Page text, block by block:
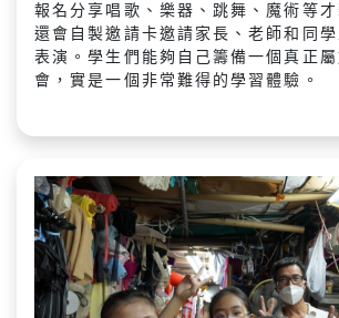
報名分享唱歌、樂器、跳舞、魔術等
還會自製邀請卡邀請家長、老師和同
表演。學生們能夠自己籌備一個真正
會，實是一個非常難得的學習體驗。